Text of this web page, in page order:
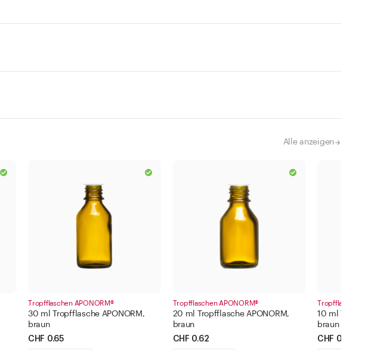
Alle anzeigen
Tropfflaschen APONORM®
30 ml Tropfflasche APONORM,
braun
CHF 0.65
Tropfflaschen APONORM®
20 ml Tropfflasche APONORM,
braun
CHF 0.62
Tropfflaschen
10 ml
braun
CHF 0.57